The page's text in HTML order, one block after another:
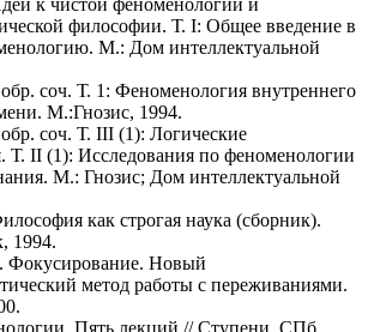
философии. Т. I: Общее введение в
М.: Дом интеллектуальной
соч. Т. 1: Феноменология внутреннего
М.:Гнозис, 1994.
соч. Т. III (1): Логические
Т. II (1): Исследования по феноменологии
М.: Гнозис; Дом интеллектуальной
как строгая наука (сборник).
1994.
Новый
метод работы с переживаниями.
Пять лекций // Ступени. СПб,